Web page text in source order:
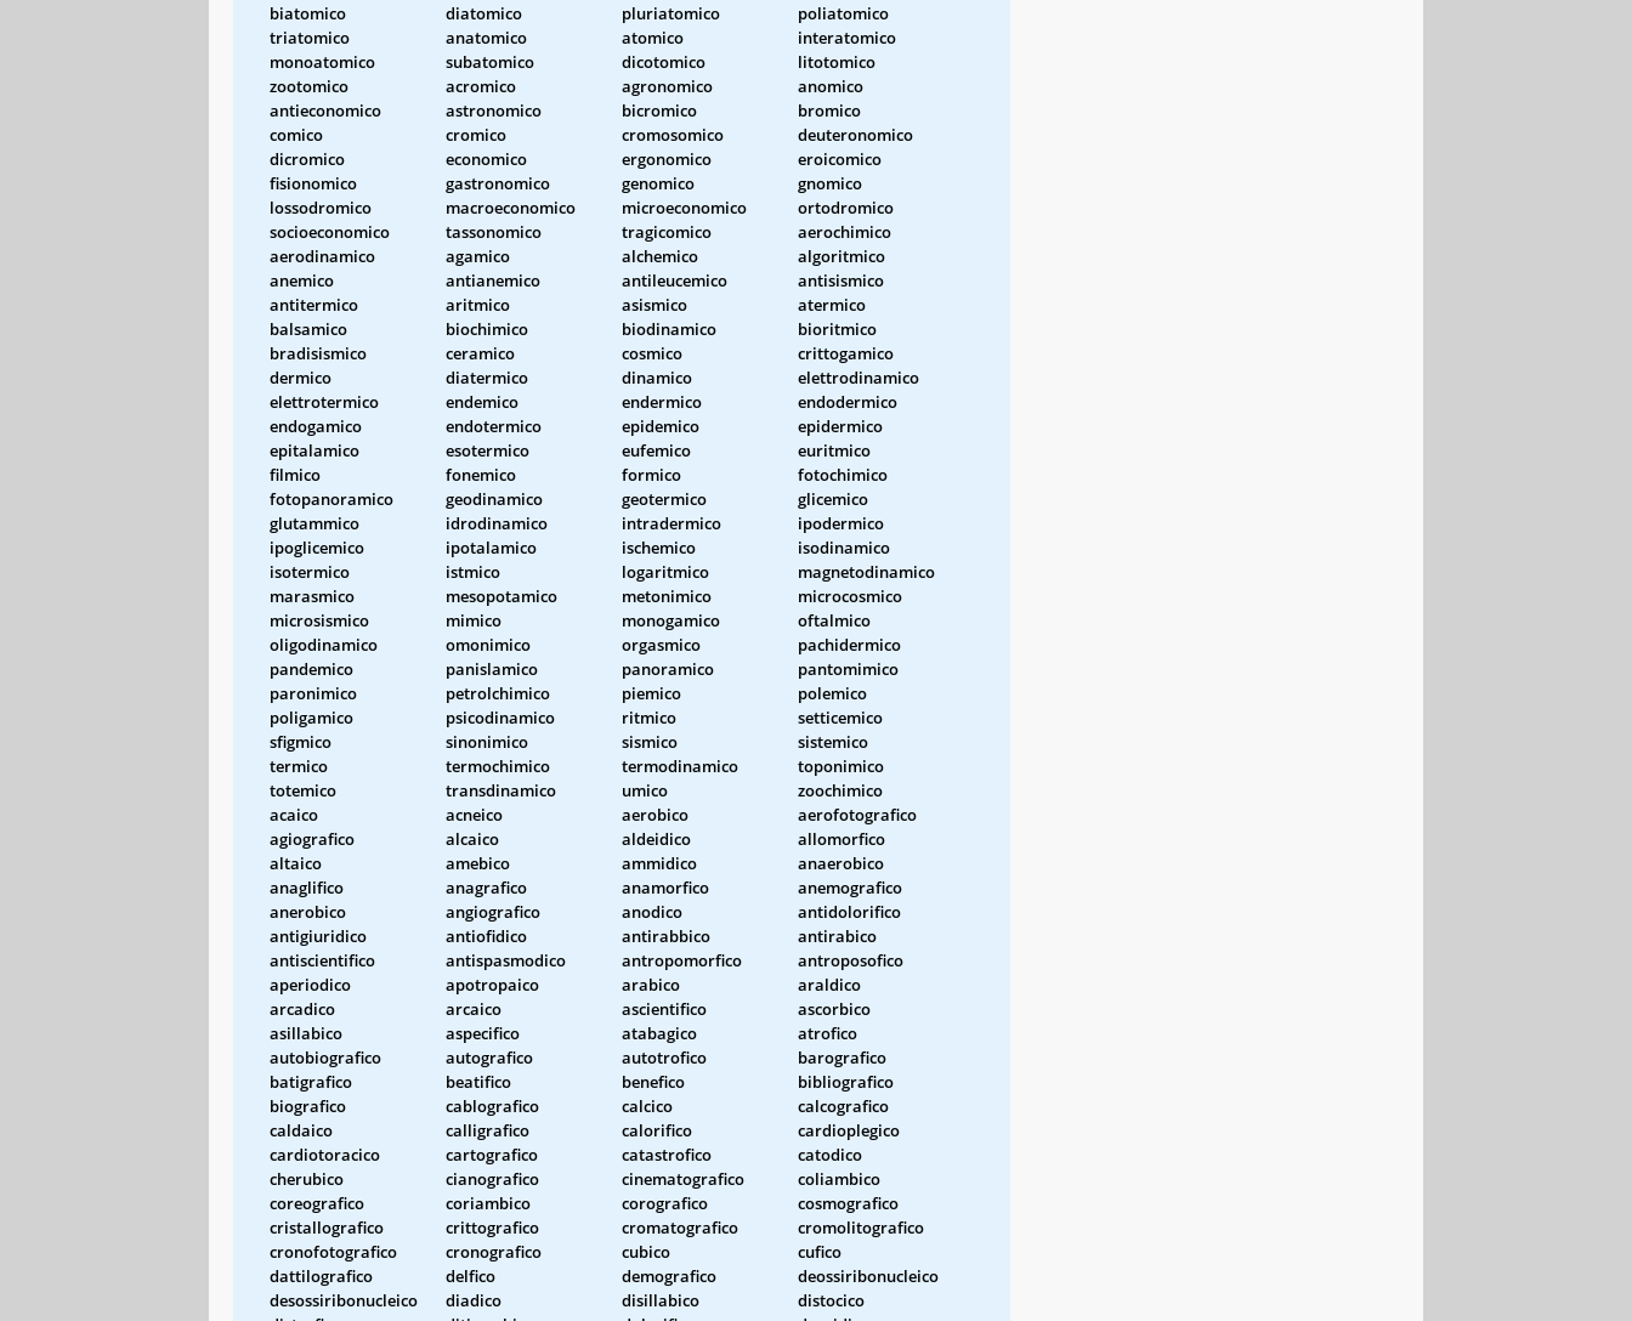
biatomico diatomico pluriatomico
poliatomico
triatomico
anatomico atomico
interatomico
monoatomico
subatomico dicotomico
litotomico
zootomico
acromico agronomico
anomico
antieconomico
astronomico bicromico
bromico
comico
cromico cromosomico
deuteronomico
dicromico
economico ergonomico
eroicomico
fisionomico
gastronomico genomico
gnomico
lossodromico
macroeconomico microeconomico
ortodromico
socioeconomico
tassonomico tragicomico
aerochimico
aerodinamico
agamico alchemico
algoritmico
anemico
antianemico antileucemico
antisismico
antitermico
aritmico asismico
atermico
balsamico
biochimico biodinamico
bioritmico
bradisismico
ceramico cosmico
crittogamico
dermico
diatermico dinamico
elettrodinamico
elettrotermico
endemico endermico
endodermico
endogamico
endotermico epidemico
epidermico
epitalamico
esotermico eufemico
euritmico
filmico
fonemico formico
fotochimico
fotopanoramico
geodinamico geotermico
glicemico
glutammico
idrodinamico intradermico
ipodermico
ipoglicemico
ipotalamico ischemico
isodinamico
isotermico
istmico logaritmico
magnetodinamico
marasmico
mesopotamico metonimico
microcosmico
microsismico
mimico monogamico
oftalmico
oligodinamico
omonimico orgasmico
pachidermico
pandemico
panislamico panoramico
pantomimico
paronimico
petrolchimico piemico
polemico
poligamico
psicodinamico ritmico
setticemico
sfigmico
sinonimico sismico
sistemico
termico
termochimico termodinamico
toponimico
totemico
transdinamico umico
zoochimico
acaico
acneico aerobico
aerofotografico
agiografico
alcaico aldeidico
allomorfico
altaico
amebico ammidico
anaerobico
anaglifico
anagrafico anamorfico
anemografico
anerobico
angiografico anodico
antidolorifico
antigiuridico
antiofidico antirabbico
antirabico
antiscientifico
antispasmodico antropomorfico
antroposofico
aperiodico
apotropaico arabico
araldico
arcadico
arcaico ascientifico
ascorbico
asillabico
aspecifico atabagico
atrofico
autobiografico
autografico autotrofico
barografico
batigrafico
beatifico benefico
bibliografico
biografico
cablografico calcico
calcografico
caldaico
calligrafico calorifico
cardioplegico
cardiotoracico
cartografico catastrofico
catodico
cherubico
cianografico cinematografico
coliambico
coreografico
coriambico corografico
cosmografico
cristallografico
crittografico cromatografico
cromolitografico
cronofotografico
cronografico cubico
cufico
dattilografico
delfico demografico
deossiribonucleico
desossiribonucleico
diadico disillabico
distocico